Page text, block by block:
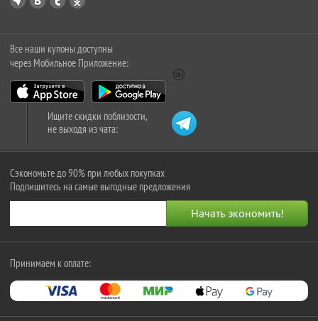
Все наши купоны доступны
через Мобильное Приложение:
Ищите скидки поблизости,
не выходя из чата:
Сэкономьте до 90% при любых покупках
Подпишитесь на самые выгодные предложения
Принимаем к оплате: